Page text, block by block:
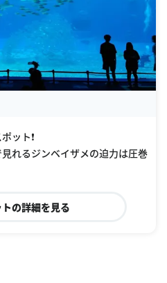
ット❗️
れるジンベイザメの迫力は圧巻
の詳細を見る